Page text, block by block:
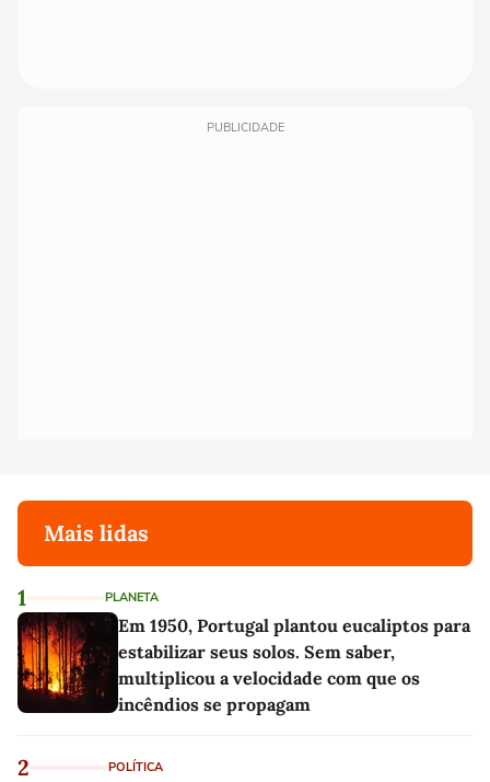
PUBLICIDADE
Mais lidas
1 PLANETA
Em 1950, Portugal plantou eucaliptos para
estabilizar seus solos. Sem saber,
multiplicou a velocidade com que os
incêndios se propagam
2 POLÍTICA